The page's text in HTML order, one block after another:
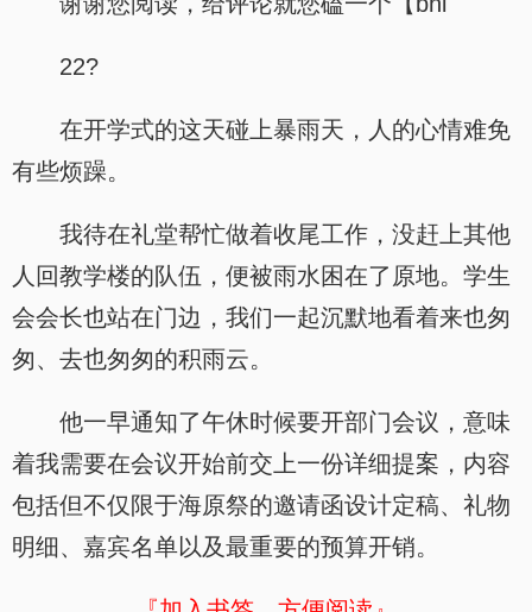
22?
在开学式的这天碰上暴雨天，人的心情难免
有些烦躁。
我待在礼堂帮忙做着收尾工作，没赶上其他
人回教学楼的队伍，便被雨水困在了原地。学生
会会长也站在门边，我们一起沉默地看着来也匆
匆、去也匆匆的积雨云。
他一早通知了午休时候要开部门会议，意味
着我需要在会议开始前交上一份详细提案，内容
包括但不仅限于海原祭的邀请函设计定稿、礼物
明细、嘉宾名单以及最重要的预算开销。